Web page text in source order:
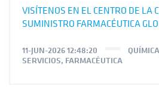
VISÍTENOS EN EL CENTRO DE LA
SUMINISTRO FARMACÉUTICA
11-JUN-2026 12:48:20 QUÍMICA
SERVICIOS, FARMACÉUTICA